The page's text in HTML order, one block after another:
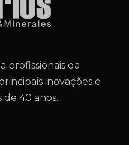
profissionais da
inovações e
40 anos.